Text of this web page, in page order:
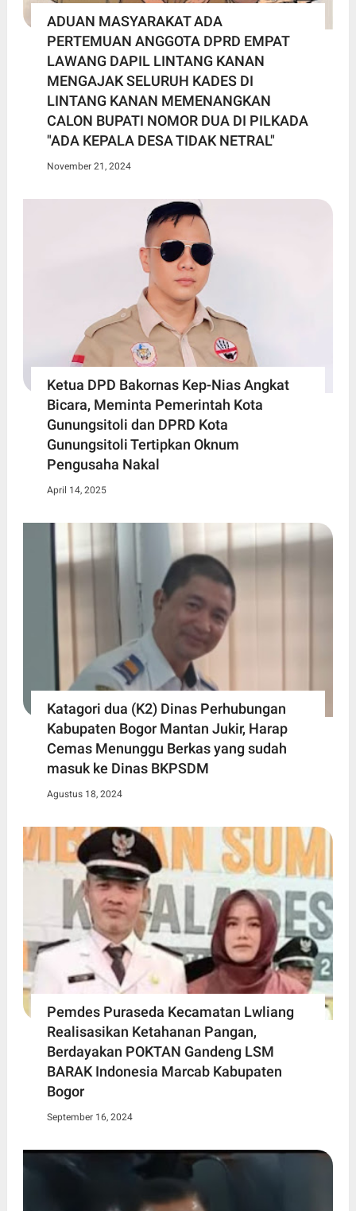
ADUAN MASYARAKAT ADA
PERTEMUAN ANGGOTA DPRD EMPAT
LAWANG DAPIL LINTANG KANAN
MENGAJAK SELURUH KADES DI
LINTANG KANAN MEMENANGKAN
CALON BUPATI NOMOR DUA DI PILKADA
"ADA KEPALA DESA TIDAK NETRAL"
November 21, 2024
Ketua DPD Bakornas Kep-Nias Angkat
Bicara, Meminta Pemerintah Kota
Gunungsitoli dan DPRD Kota
Gunungsitoli Tertipkan Oknum
Pengusaha Nakal
April 14, 2025
Katagori dua (K2) Dinas Perhubungan
Kabupaten Bogor Mantan Jukir, Harap
Cemas Menunggu Berkas yang sudah
masuk ke Dinas BKPSDM
Agustus 18, 2024
Pemdes Puraseda Kecamatan Lwliang
Realisasikan Ketahanan Pangan,
Berdayakan POKTAN Gandeng LSM
BARAK Indonesia Marcab Kabupaten
Bogor
September 16, 2024